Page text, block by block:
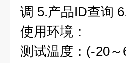
调 5.产品ID查询
使用环境：
测试温度：(-20～